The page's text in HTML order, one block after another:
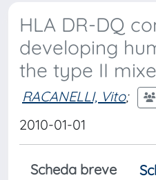
HLA DR-DQ
developing
the type II
RACANELLI, Vito;
2010-01-01
Scheda breve